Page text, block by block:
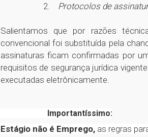
2.
Protocolos de
Salientamos que por razões
convencional foi substituída pela
assinaturas ficam confirmadas por
requisitos de segurança jurídica
executadas eletrônicamente.
Importantíssimo:
Estágio não é Emprego, as regras